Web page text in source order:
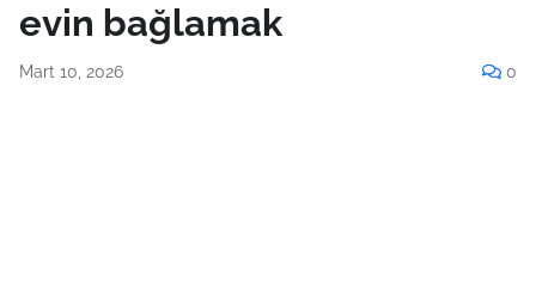
evin bağlamak
Mart 10, 2026 0